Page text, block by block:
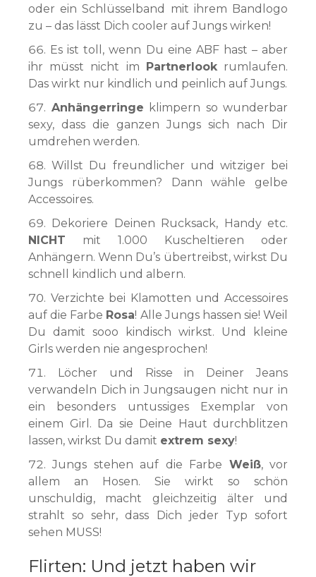
oder ein Schlüsselband mit ihrem Bandlogo
zu – das lässt Dich cooler auf Jungs wirken!
Es ist toll, wenn Du eine ABF hast – aber
ihr müsst nicht im Partnerlookrumlaufen.
Das wirkt nur kindlich und peinlich auf Jungs.
Anhängerringe klimpern so wunderbar
sexy, dass die ganzen Jungs sich nach Dir
umdrehen werden.
Willst Du freundlicher und witziger bei
Jungs rüberkommen? Dann wähle gelbe
Accessoires.
Dekoriere Deinen Rucksack, Handy etc.
NICHT mit 1.000 Kuscheltieren oder
Anhängern. Wenn Du’s übertreibst, wirkst Du
schnell kindlich und albern.
Verzichte bei Klamotten und Accessoires
auf die Farbe Rosa! Alle Jungs hassen sie! Weil
Du damit sooo kindisch wirkst. Und kleine
Girls werden nie angesprochen!
Löcher und Risse in Deiner Jeans
verwandeln Dich in Jungsaugen nicht nur in
ein besonders untussiges Exemplar von
einem Girl. Da sie Deine Haut durchblitzen
lassen, wirkst Du damit extrem sexy!
Jungs stehen auf die Farbe Weiß, vor
allem an Hosen. Sie wirkt so schön
unschuldig, macht gleichzeitig älter und
strahlt so sehr, dass Dich jeder Typ sofort
sehen MUSS!
Flirten: Und jetzt haben wir